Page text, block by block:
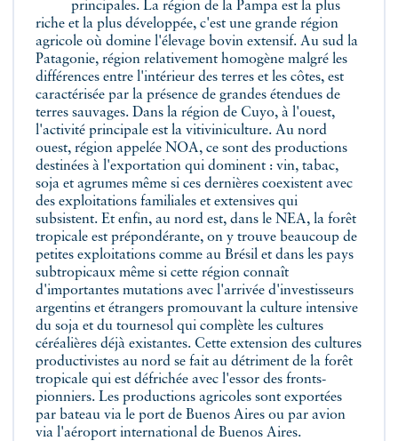
principales. La région de la Pampa est la plus
riche et la plus développée, c'est une grande région
agricole où domine l'élevage bovin extensif. Au sud la
Patagonie, région relativement homogène malgré les
différences entre l'intérieur des terres et les côtes, est
caractérisée par la présence de grandes étendues de
terres sauvages. Dans la région de Cuyo, à l'ouest,
l'activité principale est la vitiviniculture. Au nord
ouest, région appelée NOA, ce sont des productions
destinées à l'exportation qui dominent : vin, tabac,
soja et agrumes même si ces dernières coexistent avec
des exploitations familiales et extensives qui
subsistent. Et enfin, au nord est, dans le NEA, la forêt
tropicale est prépondérante, on y trouve beaucoup de
petites exploitations comme au Brésil et dans les pays
subtropicaux même si cette région connaît
d'importantes mutations avec l'arrivée d'investisseurs
argentins et étrangers promouvant la culture intensive
du soja et du tournesol qui complète les cultures
céréalières déjà existantes. Cette extension des cultures
productivistes au nord se fait au détriment de la forêt
tropicale qui est défrichée avec l'essor des fronts-
pionniers. Les productions agricoles sont exportées
par bateau via le port de Buenos Aires ou par avion
via l'aéroport international de Buenos Aires.